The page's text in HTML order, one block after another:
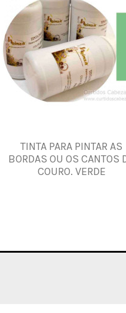
TINTA PARA PINTAR AS
BORDAS OU OS CANTOS
COURO. VERDE